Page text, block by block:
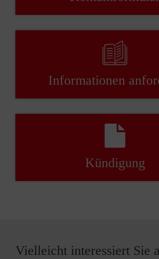
Informationen
Kündigung
Vielleicht interessiert Sie